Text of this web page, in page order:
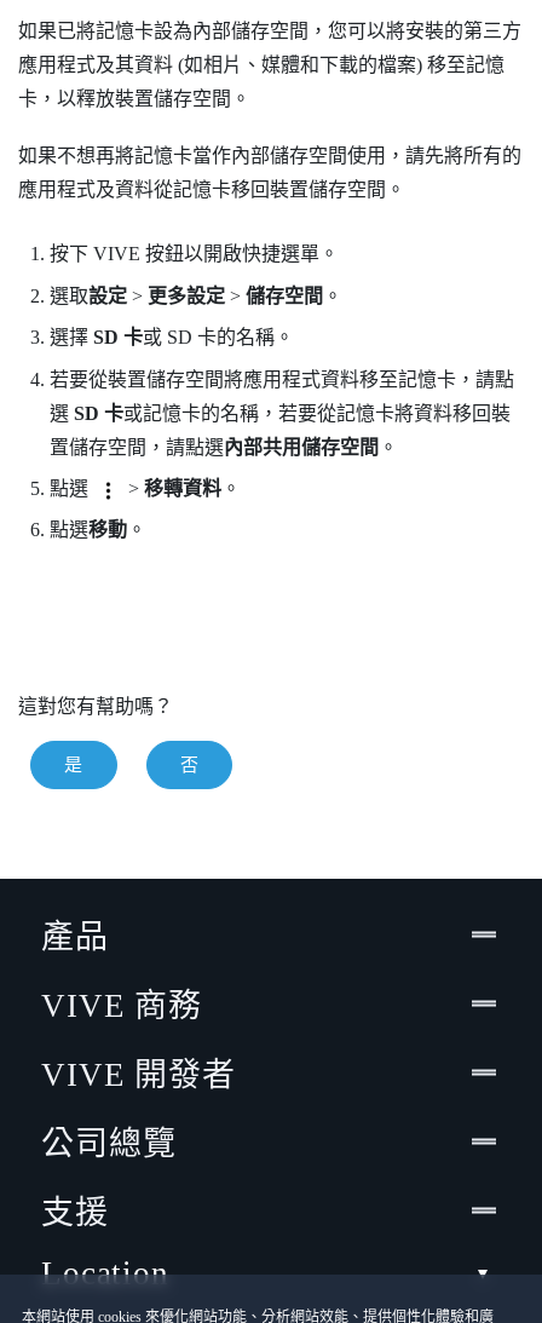
如果已將記憶卡設為內部儲存空間，您可以將安裝的第三方
應用程式及其資料 (如相片、媒體和下載的檔案) 移至記憶
卡，以釋放裝置儲存空間。
如果不想再將記憶卡當作內部儲存空間使用，請先將所有的
應用程式及資料從記憶卡移回裝置儲存空間。
按下 VIVE 按鈕以開啟快捷選單。
選取設定> 更多設定> 儲存空間 。
選擇 SD 卡或 SD 卡的名稱。
若要從裝置儲存空間將應用程式資料移至記憶卡，請點
選 SD 卡或記憶卡的名稱，若要從記憶卡將資料移回裝
置儲存空間，請點選內部共用儲存空間 。
點選 > 移轉資料。
點選移動。
這對您有幫助嗎？
是 否
本網站使用 cookies 來優化網站功能、分析網站效能、提供個性化體驗和廣
產品
VIVE 商務
VIVE 開發者
公司總覽
支援
Location